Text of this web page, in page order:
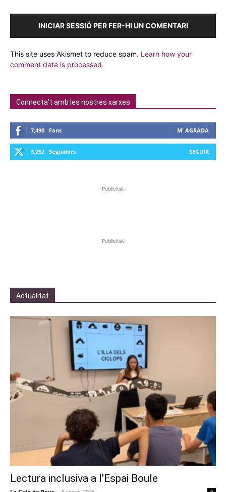
INICIAR SESSIÓ PER FER-HI UN COMENTARI
This site uses Akismet to reduce spam. Learn how your
comment data is processed.
Connecta't amb les nostres xarxes
7,490 Fans M' AGRADA
3,252 Seguidors SEGUIR
-Publicitat-
-Publicitat-
Actualitat
Lectura inclusiva a l’Espai Boule